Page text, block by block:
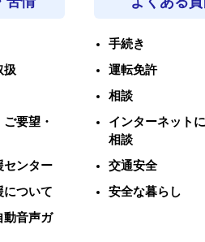
扱
要望・
センター
について
動音声ガ
手続き
運転免許
相談
インターネット
相談
交通安全
安全な暮らし